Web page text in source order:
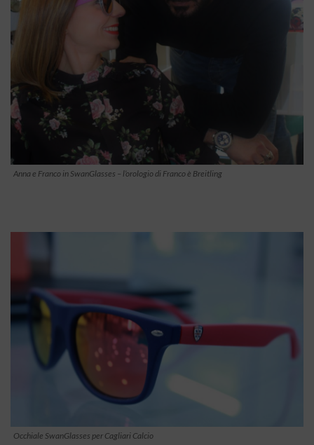
Anna e Franco in SwanGlasses – l’orologio di Franco è Breitling
Occhiale SwanGlasses per Cagliari Calcio